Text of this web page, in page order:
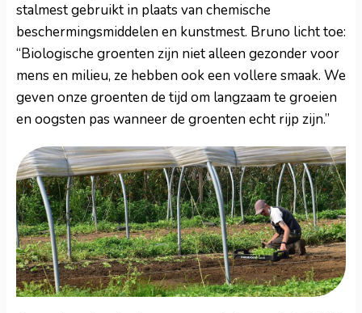
stalmest gebruikt in plaats van chemische
beschermingsmiddelen en kunstmest. Bruno licht toe:
“Biologische groenten zijn niet alleen gezonder voor
mens en milieu, ze hebben ook een vollere smaak. We
geven onze groenten de tijd om langzaam te groeien
en oogsten pas wanneer de groenten echt rijp zijn.”